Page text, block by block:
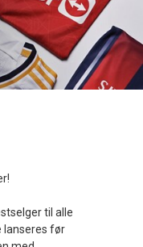
til alle
lanseres før